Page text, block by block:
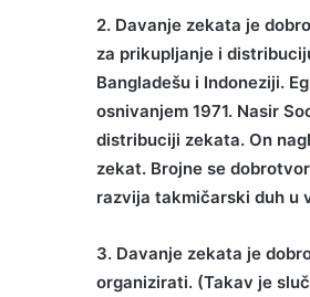
2. Davanje zekata je
za prikupljanje i
Bangladešu i Indoneziji.
osnivanjem 1971. Nasir
distribuciji zekata. On
zekat. Brojne se
razvija takmičarski duh u
3. Davanje zekata je
organizirati. (Takav je